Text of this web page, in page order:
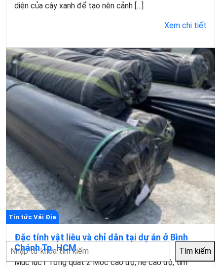
diện của cây xanh để tạo nên cảnh […]
Xem chi tiết
Tin tức Vải Địa
Đặc tính vật liêu và chỉ dẫn tại dự án ở Bình
Chánh Tp. HCM
Mục lục1 Tổng quát 2 Móc cao độ, hệ cao độ, tim
Tìm
kiếm
Tìm kiếm